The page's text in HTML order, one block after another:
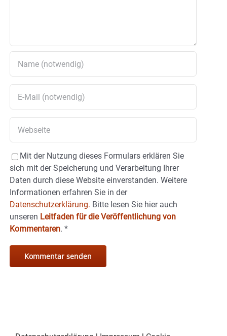
Mit der Nutzung dieses Formulars erklären Sie
sich mit der Speicherung und Verarbeitung Ihrer
Daten durch diese Website einverstanden. Weitere
Informationen erfahren Sie in der
Datenschutzerklärung. Bitte lesen Sie hier auch
unseren Leitfaden für die Veröffentlichung von
Kommentaren. *